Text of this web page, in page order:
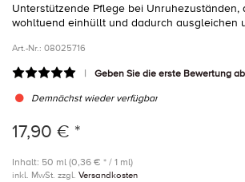
Unterstützende Pflege bei Unruhezuständen,
wohltuend einhüllt und dadurch ausgleichen
Art.-Nr.: 08025716
Geben Sie die erste Bewertung ab
Demnächst wieder verfügbar
17,90 € *
Inhalt: 50 ml (0,36 € * / 1 ml)
inkl. MwSt. zzgl. Versandkosten